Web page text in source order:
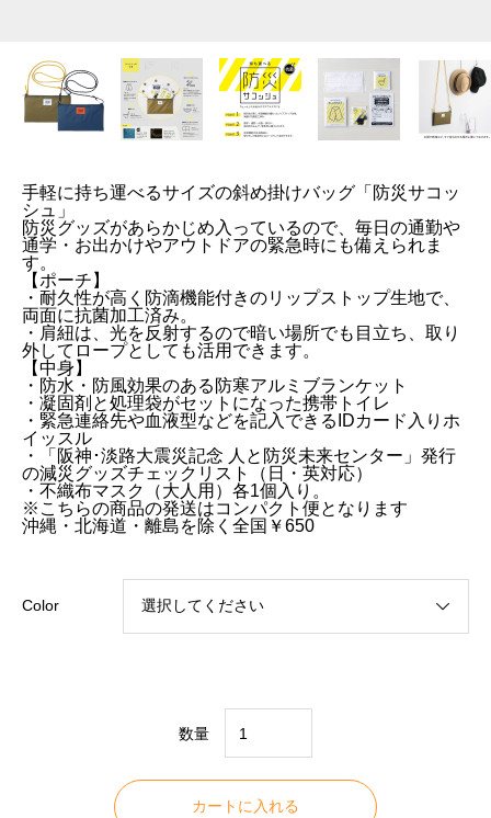
手軽に持ち運べるサイズの斜め掛けバッグ「防災サコッ
シュ」
防災グッズがあらかじめ入っているので、毎日の通勤や
通学・お出かけやアウトドアの緊急時にも備えられま
す。
【ポーチ】
・耐久性が高く防滴機能付きのリップストップ生地で、
両面に抗菌加工済み。
・肩紐は、光を反射するので暗い場所でも目立ち、取り
外してロープとしても活用できます。
【中身】
・防水・防風効果のある防寒アルミブランケット
・凝固剤と処理袋がセットになった携帯トイレ
・緊急連絡先や血液型などを記入できるIDカード入りホ
イッスル
・「阪神･淡路大震災記念 人と防災未来センター」発行
の減災グッズチェックリスト（日・英対応）
・不織布マスク（大人用）各1個入り。
※こちらの商品の発送はコンパクト便となります
沖縄・北海道・離島を除く全国￥650
Color
数量
ち
歩
カートに入れる